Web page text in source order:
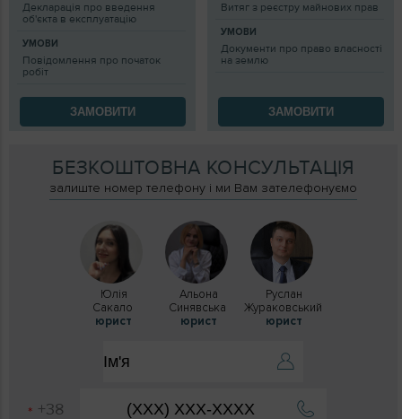
Декларація про введення
об'єкта в експлуатацію
УМОВИ
Повідомлення про початок
робіт
ЗАМОВИТИ
Витяг з реєстру майнових прав
УМОВИ
Документи про право власності
на землю
ЗАМОВИТИ
БЕЗКОШТОВНА КОНСУЛЬТАЦІЯ
залиште номер телефону і ми Вам зателефонуємо
Юлія
Сакало
юрист
Альона
Синявська
юрист
Руслан
Жураковський
юрист